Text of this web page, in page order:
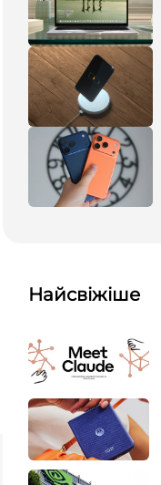
Найсвіжіше